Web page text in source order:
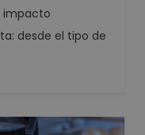
impacto
desde el tipo de